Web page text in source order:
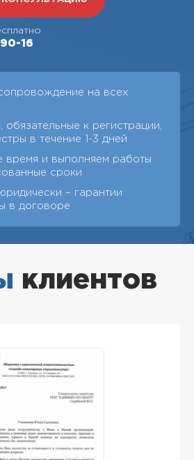
16
на всех
обязательные к регистрации,
в течение 1-3 дней
время и выполняем работы
сроки
– гарантии
в договоре
клиентов